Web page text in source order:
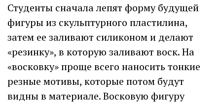
Студенты сначала лепят форму будущей
фигуры из скульптурного пластилина,
затем ее заливают силиконом и делают
«резинку», в которую заливают воск. На
«восковку» проще всего наносить тонкие
резные мотивы, которые потом будут
видны в материале. Восковую фигуру